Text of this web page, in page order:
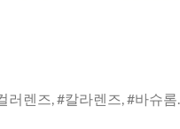
러렌즈, #칼라렌즈, #바슈롬